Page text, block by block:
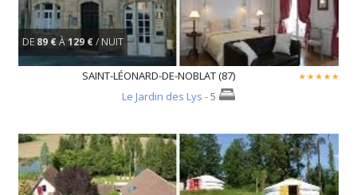
DE 89 €À129 €/ NUIT
SAINT-LÉONARD-DE-NOBLAT (87)
Le Jardin des Lys - 5